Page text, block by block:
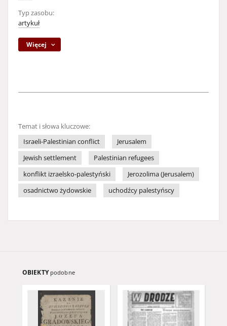
Typ zasobu:
artykuł
Więcej
Temat i słowa kluczowe:
Israeli-Palestinian conflict
Jerusalem
Jewish settlement
Palestinian refugees
konflikt izraelsko-palestyński
Jerozolima (Jerusalem)
osadnictwo żydowskie
uchodźcy palestyńscy
OBIEKTY podobne